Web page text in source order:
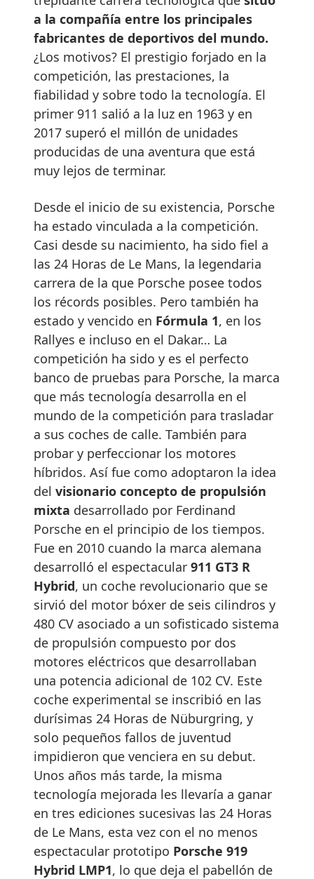
a la compañía entre los principales
fabricantes de deportivos del mundo.
¿Los motivos? El prestigio forjado en la
competición, las prestaciones, la
fiabilidad y sobre todo la tecnología. El
primer 911 salió a la luz en 1963 y en
2017 superó el millón de unidades
producidas de una aventura que está
muy lejos de terminar.
Desde el inicio de su existencia, Porsche
ha estado vinculada a la competición.
Casi desde su nacimiento, ha sido fiel a
las 24 Horas de Le Mans, la legendaria
carrera de la que Porsche posee todos
los récords posibles. Pero también ha
estado y vencido en Fórmula 1, en los
Rallyes e incluso en el Dakar… La
competición ha sido y es el perfecto
banco de pruebas para Porsche, la marca
que más tecnología desarrolla en el
mundo de la competición para trasladar
a sus coches de calle. También para
probar y perfeccionar los motores
híbridos. Así fue como adoptaron la idea
del visionario concepto de propulsión
mixta desarrollado por Ferdinand
Porsche en el principio de los tiempos.
Fue en 2010 cuando la marca alemana
desarrolló el espectacular 911 GT3 R
Hybrid, un coche revolucionario que se
sirvió del motor bóxer de seis cilindros y
480 CV asociado a un sofisticado sistema
de propulsión compuesto por dos
motores eléctricos que desarrollaban
una potencia adicional de 102 CV. Este
coche experimental se inscribió en las
durísimas 24 Horas de Nüburgring, y
solo pequeños fallos de juventud
impidieron que venciera en su debut.
Unos años más tarde, la misma
tecnología mejorada les llevaría a ganar
en tres ediciones sucesivas las 24 Horas
de Le Mans, esta vez con el no menos
espectacular prototipo Porsche 919
Hybrid LMP1, lo que deja el pabellón de